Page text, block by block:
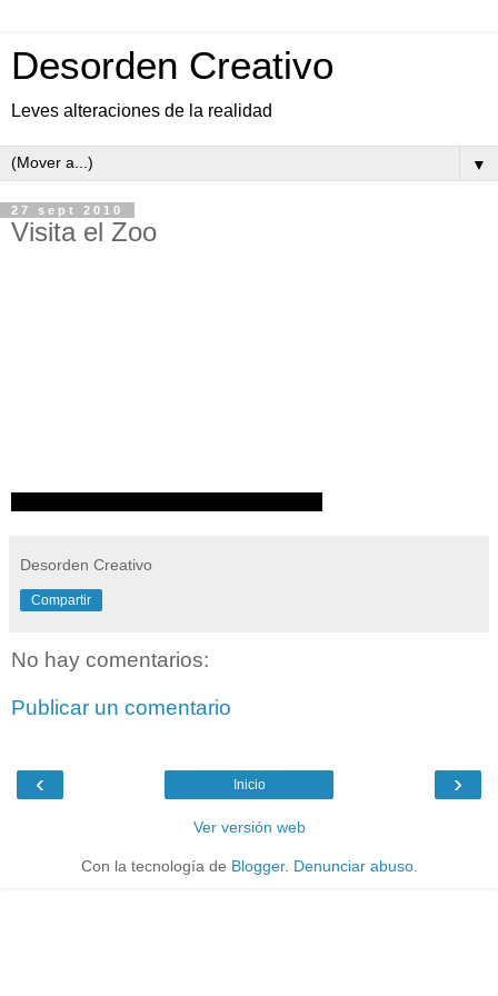
Desorden Creativo
Leves alteraciones de la realidad
▼
27 sept 2010
Visita el Zoo
Desorden Creativo
Compartir
No hay comentarios:
Publicar un comentario
‹ ›
Inicio
Ver versión web
Con la tecnología de Blogger. Denunciar abuso.